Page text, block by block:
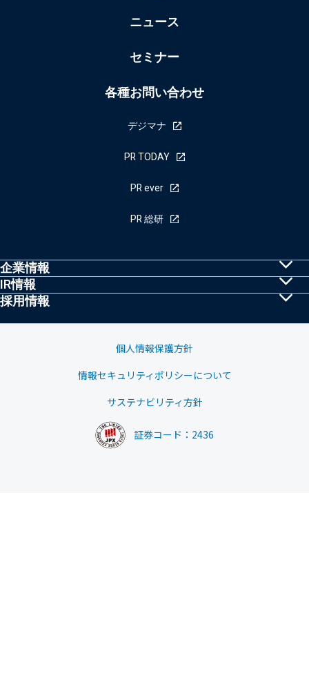
ニュース
セミナー
各種お問い合わせ
デジマナ
PR TODAY
PR ever
PR 総研
企業情報
共同PRとは
IR情報
株主・投資家の皆様へ
採用情報
採用情報
個人情報保護方針
情報セキュリティポリシーについて
サステナビリティ方針
証券コード：2436